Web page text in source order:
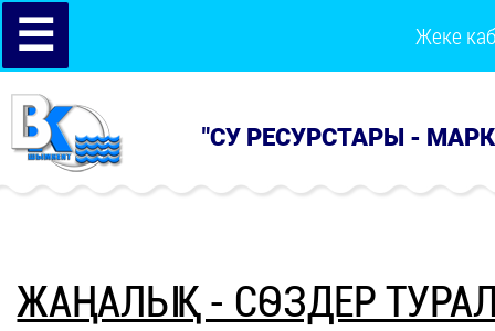
☰ Жеке
"СУ РЕСУРСТАРЫ -
ЖАҢАЛЫҚ - СӨЗДЕР